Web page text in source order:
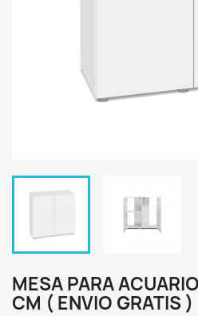
MESA PARA
CM ( ENVIO GRATIS )